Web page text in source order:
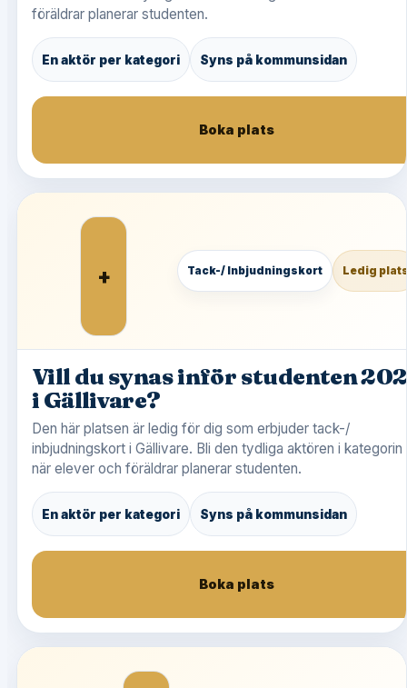
föräldrar planerar studenten.
En aktör per kategori Syns på kommunsidan
Boka plats
+ Tack-/ Inbjudningskort Ledig
Vill du synas inför studenten
i Gällivare?
Den här platsen är ledig för dig som erbjuder tack-/
inbjudningskort i Gällivare. Bli den tydliga aktören i kategorin
när elever och föräldrar planerar studenten.
En aktör per kategori Syns på kommunsidan
Boka plats